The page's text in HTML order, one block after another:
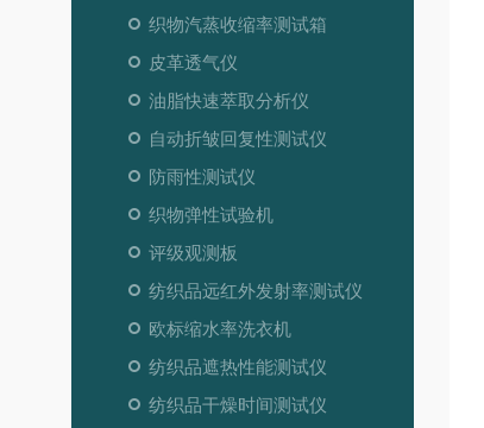
织物汽蒸收缩率测试箱
皮革透气仪
油脂快速萃取分析仪
自动折皱回复性测试仪
防雨性测试仪
织物弹性试验机
评级观测板
纺织品远红外发射率测试仪
欧标缩水率洗衣机
纺织品遮热性能测试仪
纺织品干燥时间测试仪